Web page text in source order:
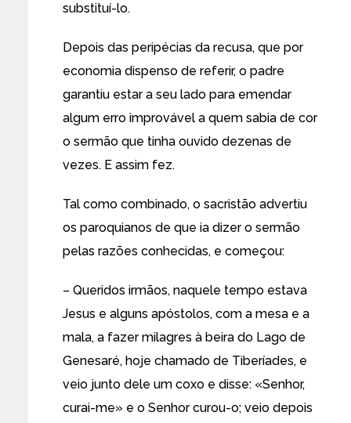
substituí-lo.
Depois das peripécias da recusa, que por
economia dispenso de referir, o padre
garantiu estar a seu lado para emendar
algum erro improvável a quem sabia de cor
o sermão que tinha ouvido dezenas de
vezes. E assim fez.
Tal como combinado, o sacristão advertiu
os paroquianos de que ia dizer o sermão
pelas razões conhecidas, e começou:
– Queridos irmãos, naquele tempo estava
Jesus e alguns apóstolos, com a mesa e a
mala, a fazer milagres à beira do Lago de
Genesaré, hoje chamado de Tiberíades, e
veio junto dele um coxo e disse: «Senhor,
curai-me» e o Senhor curou-o; veio depois